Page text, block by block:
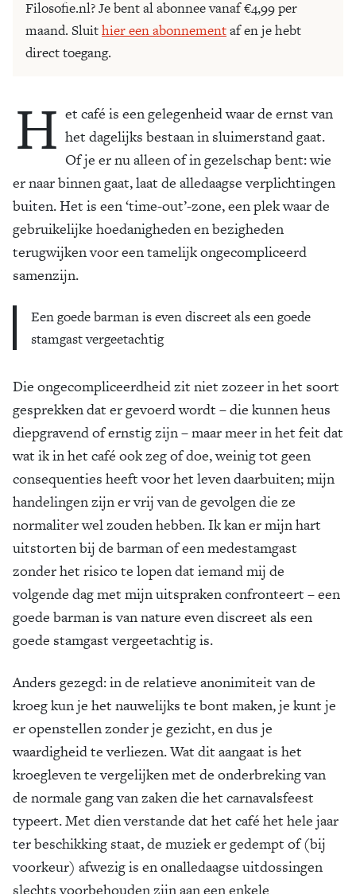
Filosofie.nl? Je bent al abonnee vanaf €4,99 per
maand. Sluithier een abonnementaf en je hebt
direct toegang.
H et café is een gelegenheid waar de ernst van
het dagelijks bestaan in sluimerstand gaat.
Of je er nu alleen of in gezelschap bent: wie
er naar binnen gaat, laat de alledaagse verplichtingen
buiten. Het is een ‘time-out’-zone, een plek waar de
gebruikelijke hoedanigheden en bezigheden
terugwijken voor een tamelijk ongecompliceerd
samenzijn.
Een goede barman is even discreet als een goede
stamgast vergeetachtig
Die ongecompliceerdheid zit niet zozeer in het soort
gesprekken dat er gevoerd wordt – die kunnen heus
diepgravend of ernstig zijn – maar meer in het feit dat
wat ik in het café ook zeg of doe, weinig tot geen
consequenties heeft voor het leven daarbuiten; mijn
handelingen zijn er vrij van de gevolgen die ze
normaliter wel zouden hebben. Ik kan er mijn hart
uitstorten bij de barman of een medestamgast
zonder het risico te lopen dat iemand mij de
volgende dag met mijn uitspraken confronteert – een
goede barman is van nature even discreet als een
goede stamgast vergeetachtig is.
Anders gezegd: in de relatieve anonimiteit van de
kroeg kun je het nauwelijks te bont maken, je kunt je
er openstellen zonder je gezicht, en dus je
waardigheid te verliezen. Wat dit aangaat is het
kroegleven te vergelijken met de onderbreking van
de normale gang van zaken die het carnavalsfeest
typeert. Met dien verstande dat het café het hele jaar
ter beschikking staat, de muziek er gedempt of (bij
voorkeur) afwezig is en onalledaagse uitdossingen
slechts voorbehouden zijn aan een enkele